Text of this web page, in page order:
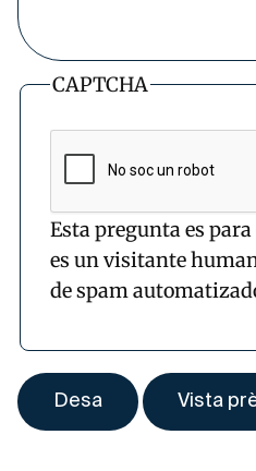
CAPTCHA
Esta pregunta es
es un visitante
de spam